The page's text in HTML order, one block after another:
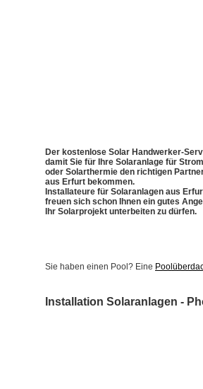
Der kostenlose Solar Handwerker-
damit Sie für Ihre Solaranlage für Strom
oder Solarthermie den richtigen
aus Erfurt bekommen.
Installateure für Solaranlagen aus
freuen sich schon Ihnen ein gutes
Ihr Solarprojekt unterbeiten zu dürfen.
Sie haben einen Pool? Eine
Installation Solaranlagen -